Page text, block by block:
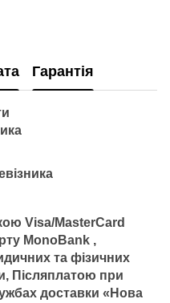
Гарантія
Пошти
пошта
Visa/MasterCard
MonoBank ,
та фізичних
Післяплатою при
доставки «Нова